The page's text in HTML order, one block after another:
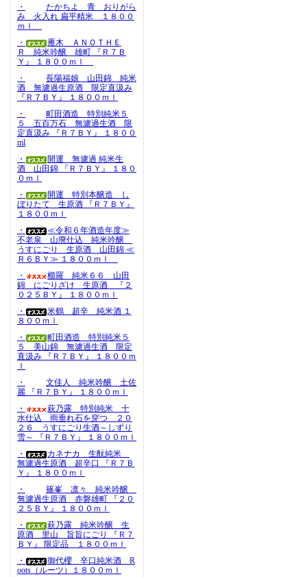
・
たかちよ 青 おりがら
み 火入れ 扁平精米 １８００
ｍｌ
・
雁木 ＡＮＯＴＨＥ
Ｒ 純米吟醸 雄町 『Ｒ７Ｂ
Ｙ』 １８００ｍｌ
・
長陽福娘 山田錦 純米
酒 無濾過生原酒 限定直汲み
『Ｒ７ＢＹ』 １８００ｍｌ
・
町田酒造 特別純米５
５ 五百万石 無濾過生酒 限
定直汲み 『Ｒ７ＢＹ』 １８００
ml
・
開運 無濾過 純米生
酒 山田錦 『Ｒ７ＢＹ』 １８０
０ｍｌ
・
開運 特別本醸造 し
ぼりたて 生原酒 『Ｒ７ＢＹ』
１８００ｍｌ
・
≪令和６年酒造年度≫
不老泉 山廃仕込 純米吟醸
うすにごり 生原酒 山田錦 ≪
Ｒ６ＢＹ≫ １８００ｍｌ
・
櫛羅 純米６６ 山田
錦 にごりざけ 生原酒 『２
０２５ＢＹ』 １８００ｍｌ
・
米鶴 超辛 純米酒 １
８００ｍｌ
・
町田酒造 特別純米５
５ 美山錦 無濾過生酒 限定
直汲み 『Ｒ７ＢＹ』 １８００ｍ
ｌ
・
文佳人 純米吟醸 土佐
麗 『Ｒ７ＢＹ』 １８００ｍｌ
・
萩乃露 特別純米 十
水仕込 雨垂れ石を穿つ ２０
２６ うすにごり生酒～しずり
雪～ 『Ｒ７ＢＹ』 １８００ｍｌ
・
カネナカ 生酛純米
無濾過生原酒 超辛口 『Ｒ７Ｂ
Ｙ』 １８００ｍｌ
・
篠峯 凛々 純米吟醸
無濾過生原酒 赤磐雄町 『２０
２５ＢＹ』 １８００ｍｌ
・
萩乃露 純米吟醸 生
原酒 里山 旨旨にごり 『Ｒ７
ＢＹ』 限定品 １８００ｍｌ
・
御代櫻 辛口純米酒 R
oots（ルーツ）１８００ｍｌ